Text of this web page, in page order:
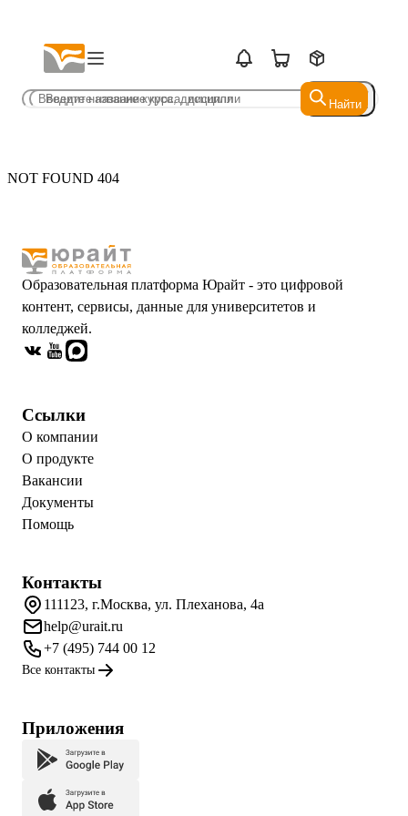
Найти
Найти
NOT FOUND 404
Образовательная платформа Юрайт - это цифровой
контент, сервисы, данные для университетов и
колледжей.
Ссылки
О компании
О продукте
Вакансии
Документы
Помощь
Контакты
111123, г.Москва, ул. Плеханова, 4а
help@urait.ru
+7 (495) 744 00 12
Все контакты
Приложения